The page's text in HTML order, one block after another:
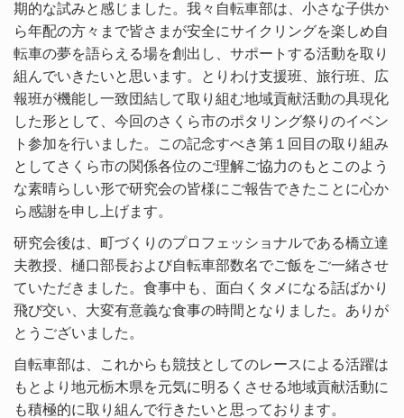
期的な試みと感じました。我々自転車部は、小さな子供か
ら年配の方々まで皆さまが安全にサイクリングを楽しめ自
転車の夢を語らえる場を創出し、サポートする活動を取り
組んでいきたいと思います。とりわけ支援班、旅行班、広
報班が機能し一致団結して取り組む地域貢献活動の具現化
した形として、今回のさくら市のポタリング祭りのイベン
ト参加を行いました。この記念すべき第１回目の取り組み
としてさくら市の関係各位のご理解ご協力のもとこのよう
な素晴らしい形で研究会の皆様にご報告できたことに心か
ら感謝を申し上げます。
研究会後は、町づくりのプロフェッショナルである橋立達
夫教授、樋口部長および自転車部数名でご飯をご一緒させ
ていただきました。食事中も、面白くタメになる話ばかり
飛び交い、大変有意義な食事の時間となりました。ありが
とうございました。
自転車部は、これからも競技としてのレースによる活躍は
もとより地元栃木県を元気に明るくさせる地域貢献活動に
も積極的に取り組んで行きたいと思っております。